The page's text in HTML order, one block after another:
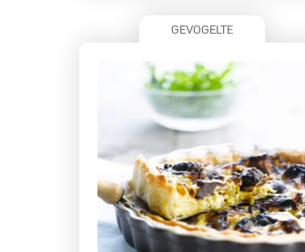
GEVOGELTE